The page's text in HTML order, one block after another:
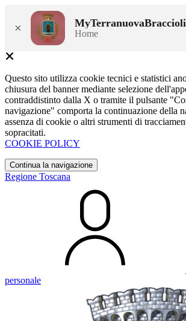
× Home
Questo sito utilizza cookie tecnici e statistici
chiusura del banner mediante selezione
contraddistinto dalla X o tramite il pulsante
navigazione" comporta la continuazione della
assenza di cookie o altri strumenti di
sopracitati.
COOKIE POLICY
Continua la navigazione
Regione Toscana
personale